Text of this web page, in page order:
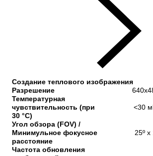
Создание теплового изображения
Разрешение
Температурная
чувствительность (при
30 °C)
<30
Угол обзора (FOV) /
Минимульное фокусное
расстояние
25º
Частота обновления